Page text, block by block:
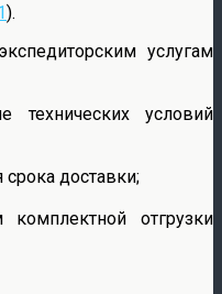
).
услугам
технических условий
срока доставки;
отгрузки